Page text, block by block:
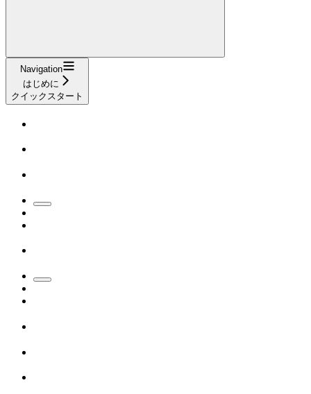
Navigation
はじめに
クイックスタート